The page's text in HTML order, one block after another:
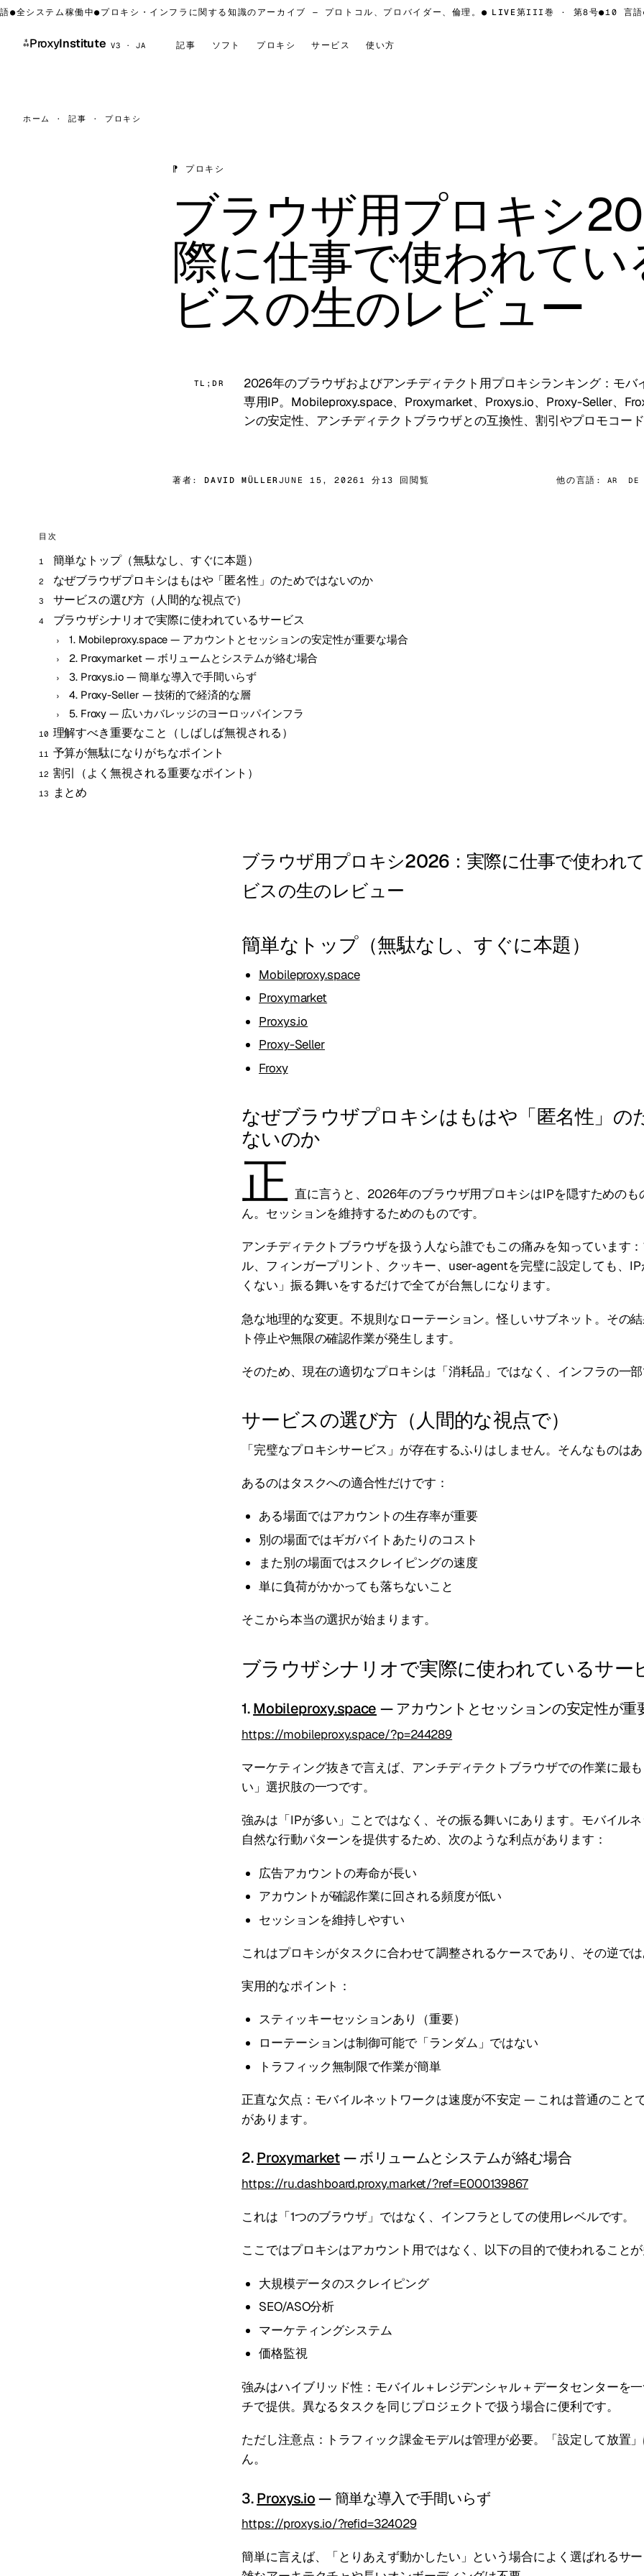
システム稼働中●プロキシ・インフラに関する知識のアーカイブ — プロトコル、プロバイダー、倫理。● LIVE第III巻 · 第8号●10 言語 ●全
⁂ProxyInstitute V3 · JA 記事 ソフト プロキシ サービス 使い方
ホーム · 記事 · プロキシ
⁋ プロキシ
ブラウザ用プロキシ
際に仕事で使われてい
ビスの生のレビュー
TL;DR
2026年のブラウザおよびアンチディテクト用プロキシランキング：モバ
専用IP。Mobileproxy.space、Proxymarket、Proxys.io、Proxy-Seller、
ンの安定性、アンチディテクトブラウザとの互換性、割引やプロモコード
著者: DAVID MÜLLER JUNE 15, 2026 1 分 13 回閲覧 他の言語: AR DE
目次
簡単なトップ（無駄なし、すぐに本題）
なぜブラウザプロキシはもはや「匿名性」のためではないのか
サービスの選び方（人間的な視点で）
ブラウザシナリオで実際に使われているサービス
1. Mobileproxy.space — アカウントとセッションの安定性が重要な場合
2. Proxymarket — ボリュームとシステムが絡む場合
3. Proxys.io — 簡単な導入で手間いらず
4. Proxy-Seller — 技術的で経済的な層
5. Froxy — 広いカバレッジのヨーロッパインフラ
理解すべき重要なこと（しばしば無視される）
予算が無駄になりがちなポイント
割引（よく無視される重要なポイント）
まとめ
ブラウザ用プロキシ2026：実際に仕事で使われ
ビスの生のレビュー
簡単なトップ（無駄なし、すぐに本題）
Mobileproxy.space
Proxymarket
Proxys.io
Proxy-Seller
Froxy
なぜブラウザプロキシはもはや「匿名性」の
ないのか
正 直に言うと、2026年のブラウザ用プロキシはIPを隠すためのも
ん。セッションを維持するためのものです。
アンチディテクトブラウザを扱う人なら誰でもこの痛みを知っています
ル、フィンガープリント、クッキー、user-agentを完璧に設定しても、IP
くない」振る舞いをするだけで全てが台無しになります。
急な地理的な変更。不規則なローテーション。怪しいサブネット。その
ト停止や無限の確認作業が発生します。
そのため、現在の適切なプロキシは「消耗品」ではなく、インフラの一部
サービスの選び方（人間的な視点で）
「完璧なプロキシサービス」が存在するふりはしません。そんなものはあ
あるのはタスクへの適合性だけです：
ある場面ではアカウントの生存率が重要
別の場面ではギガバイトあたりのコスト
また別の場面ではスクレイピングの速度
単に負荷がかかっても落ちないこと
そこから本当の選択が始まります。
ブラウザシナリオで実際に使われているサー
1.Mobileproxy.space — アカウントとセッションの安定性が重
https://mobileproxy.space/?p=244289
マーケティング抜きで言えば、アンチディテクトブラウザでの作業に最
い」選択肢の一つです。
強みは「IPが多い」ことではなく、その振る舞いにあります。モバイル
自然な行動パターンを提供するため、次のような利点があります：
広告アカウントの寿命が長い
アカウントが確認作業に回される頻度が低い
セッションを維持しやすい
これはプロキシがタスクに合わせて調整されるケースであり、その逆では
実用的なポイント：
スティッキーセッションあり（重要）
ローテーションは制御可能で「ランダム」ではない
トラフィック無制限で作業が簡単
正直な欠点：モバイルネットワークは速度が不安定 — これは普通のこと
があります。
2.Proxymarket— ボリュームとシステムが絡む場合
https://ru.dashboard.proxy.market/?ref=E000139867
これは「1つのブラウザ」ではなく、インフラとしての使用レベルです。
ここではプロキシはアカウント用ではなく、以下の目的で使われることが
大規模データのスクレイピング
SEO/ASO分析
マーケティングシステム
価格監視
強みはハイブリッド性：モバイル＋レジデンシャル＋データセンターを
チで提供。異なるタスクを同じプロジェクトで扱う場合に便利です。
ただし注意点：トラフィック課金モデルは管理が必要。「設定して放置
ん。
3.Proxys.io— 簡単な導入で手間いらず
https://proxys.io/?refid=324029
簡単に言えば、「とりあえず動かしたい」という場合によく選ばれるサ